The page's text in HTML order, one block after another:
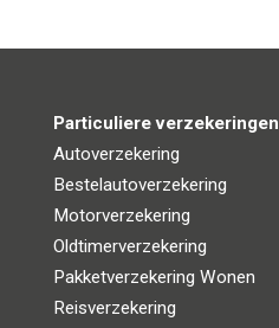
Particuliere verzekeringen
Autoverzekering
Bestelautoverzekering
Motorverzekering
Oldtimerverzekering
Pakketverzekering Wonen
Reisverzekering